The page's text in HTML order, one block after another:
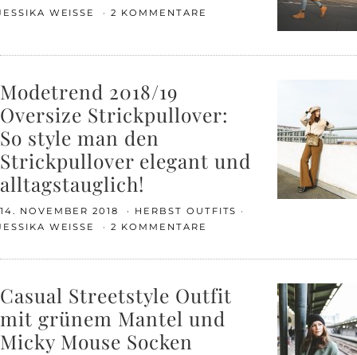
WEISSE
2 KOMMENTARE
Modetrend 2018/19
Oversize Strickpullover:
So style man den
Strickpullover elegant und
alltagstauglich!
14. NOVEMBER 2018
HERBST OUTFITS
WEISSE
2 KOMMENTARE
Casual Streetstyle Outfit
mit grünem Mantel und
Micky Mouse Socken